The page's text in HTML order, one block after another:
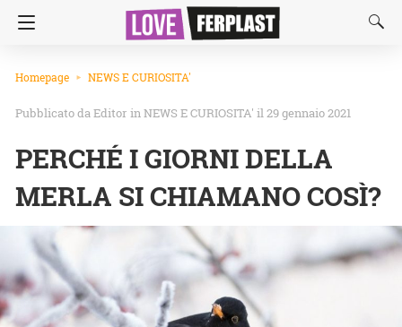
Homepage NEWS E CURIOSITA'
Editor inNEWS E CURIOSITA' il 29 gennaio 2021
PERCHÉ I GIORNI DELLA
MERLA SI CHIAMANO COSÌ?